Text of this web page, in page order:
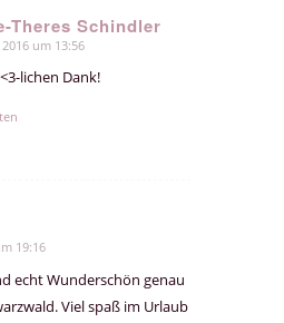
Theres Schindler
um 13:56
lichen Dank!
19:16
echt Wunderschön genau
Viel spaß im Urlaub